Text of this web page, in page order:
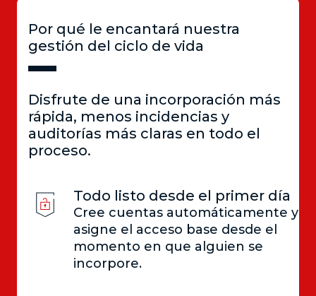
Por qué le encantará nuestra
gestión del ciclo de vida
Disfrute de una incorporación más
rápida, menos incidencias y
auditorías más claras en todo el
proceso.
Todo listo desde el primer día
Cree cuentas automáticamente y
asigne el acceso base desde el
momento en que alguien se
incorpore.